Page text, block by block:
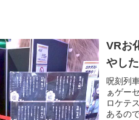
VRお
やし
呪刻列
ぁゲー
ロケテ
あるの